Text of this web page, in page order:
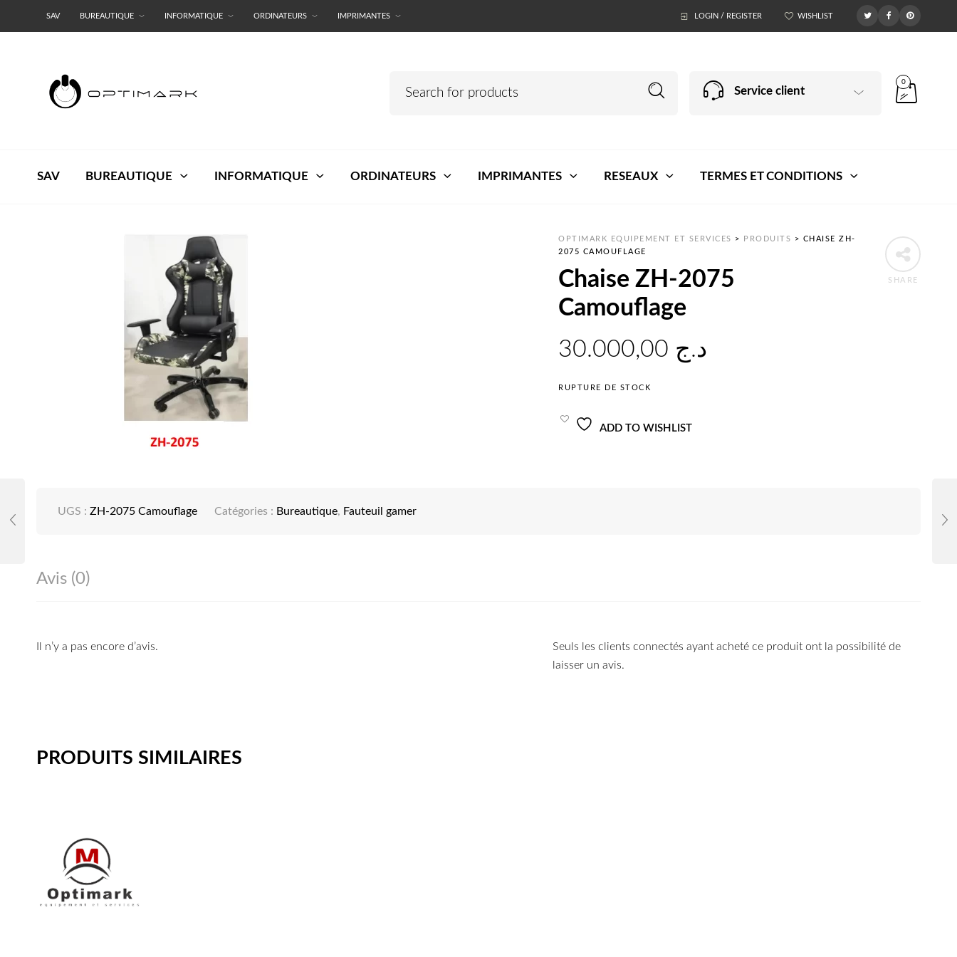
SAV BUREAUTIQUE INFORMATIQUE ORDINATEURS IMPRIMANTES LOGIN / REGISTER WISHLIST
Service client
0
SAV BUREAUTIQUE INFORMATIQUE ORDINATEURS IMPRIMANTES RESEAUX TERMES ET CONDITIONS
SHARE
OPTIMARK EQUIPEMENT ET SERVICES > PRODUITS > CHAISE ZH-
2075 CAMOUFLAGE
Chaise ZH-2075
Camouflage
د.ج
RUPTURE DE STOCK
ADD TO WISHLIST
UGS : ZH-2075 Camouflage Catégories : Bureautique, Fauteuil gamer
Avis (0)
Il n’y a pas encore d’avis.
Seuls les clients connectés ayant acheté ce produit ont la possibilité de
laisser un avis.
PRODUITS SIMILAIRES